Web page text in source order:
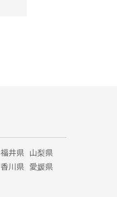
福井県 山梨県
香川県 愛媛県